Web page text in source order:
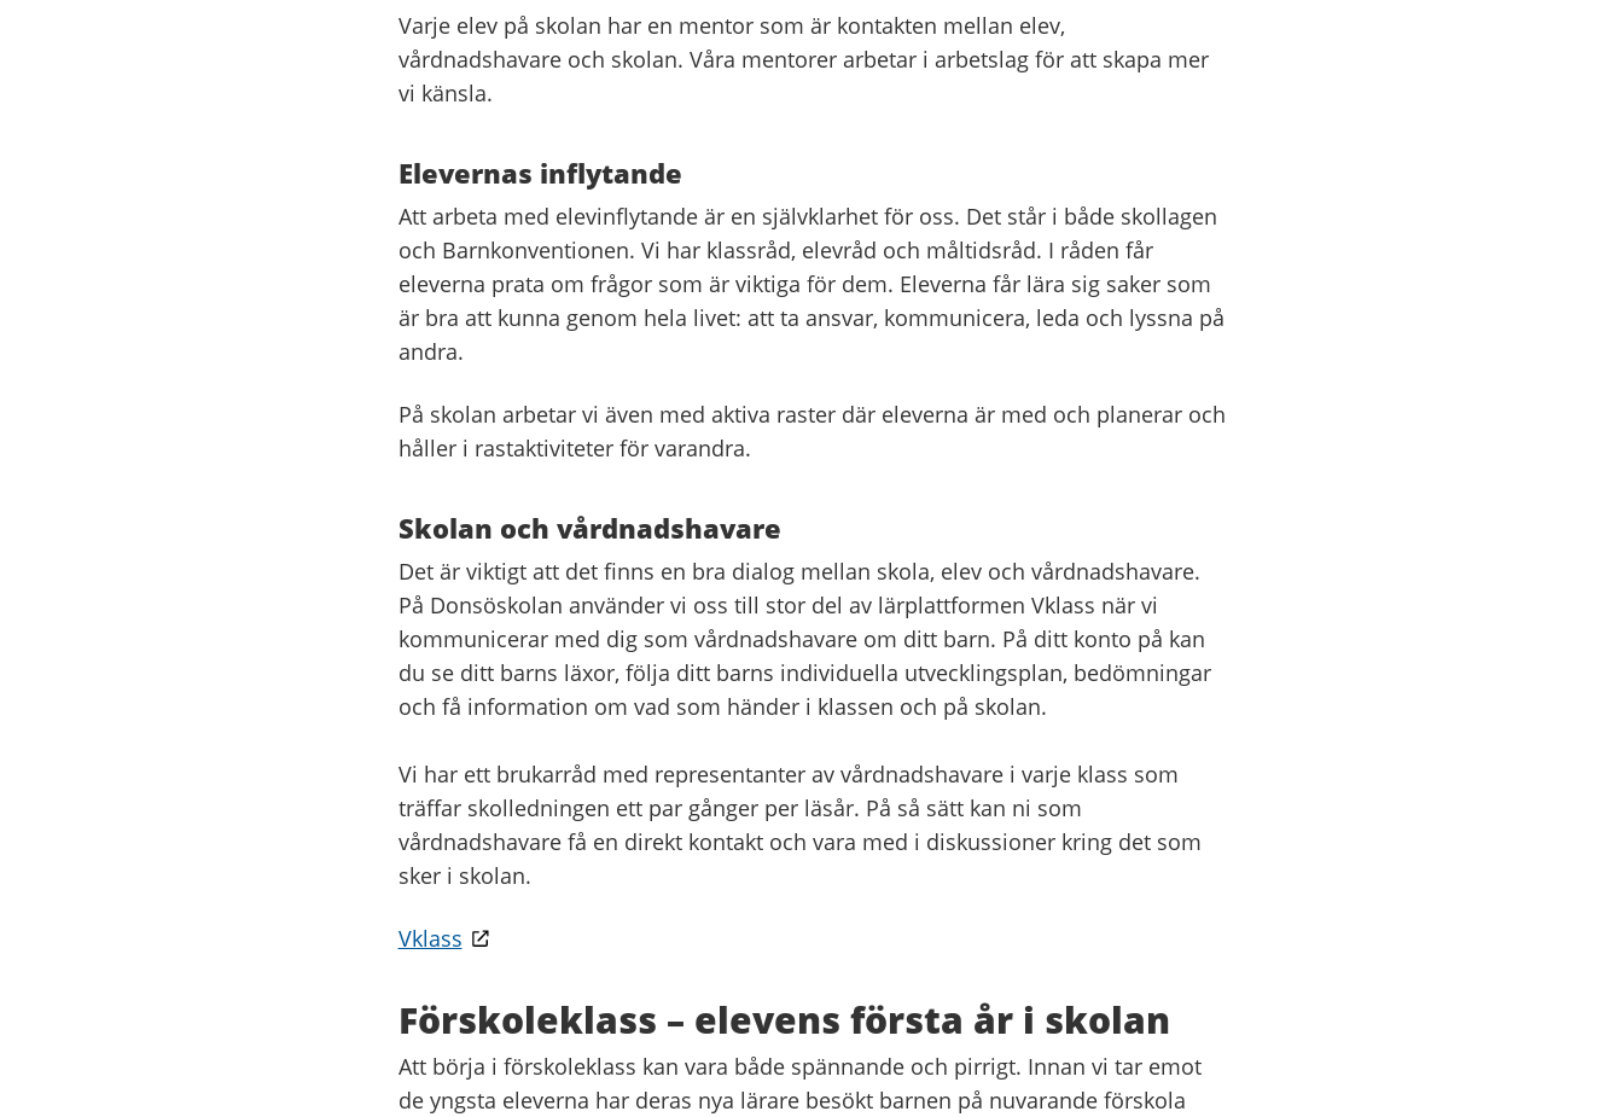
Varje elev på skolan har en mentor som är kontakten mellan elev,
vårdnadshavare och skolan. Våra mentorer arbetar i arbetslag för att skapa mer
vi känsla.
Elevernas inflytande
Att arbeta med elevinflytande är en självklarhet för oss. Det står i både skollagen
och Barnkonventionen. Vi har klassråd, elevråd och måltidsråd. I råden får
eleverna prata om frågor som är viktiga för dem. Eleverna får lära sig saker som
är bra att kunna genom hela livet: att ta ansvar, kommunicera, leda och lyssna på
andra.
På skolan arbetar vi även med aktiva raster där eleverna är med och planerar och
håller i rastaktiviteter för varandra.
Skolan och vårdnadshavare
Det är viktigt att det finns en bra dialog mellan skola, elev och vårdnadshavare.
På Donsöskolan använder vi oss till stor del av lärplattformen Vklass när vi
kommunicerar med dig som vårdnadshavare om ditt barn. På ditt konto på kan
du se ditt barns läxor, följa ditt barns individuella utvecklingsplan, bedömningar
och få information om vad som händer i klassen och på skolan.
Vi har ett brukarråd med representanter av vårdnadshavare i varje klass som
träffar skolledningen ett par gånger per läsår. På så sätt kan ni som
vårdnadshavare få en direkt kontakt och vara med i diskussioner kring det som
sker i skolan.
Vklass
Förskoleklass – elevens första år i skolan
Att börja i förskoleklass kan vara både spännande och pirrigt. Innan vi tar emot
de yngsta eleverna har deras nya lärare besökt barnen på nuvarande förskola